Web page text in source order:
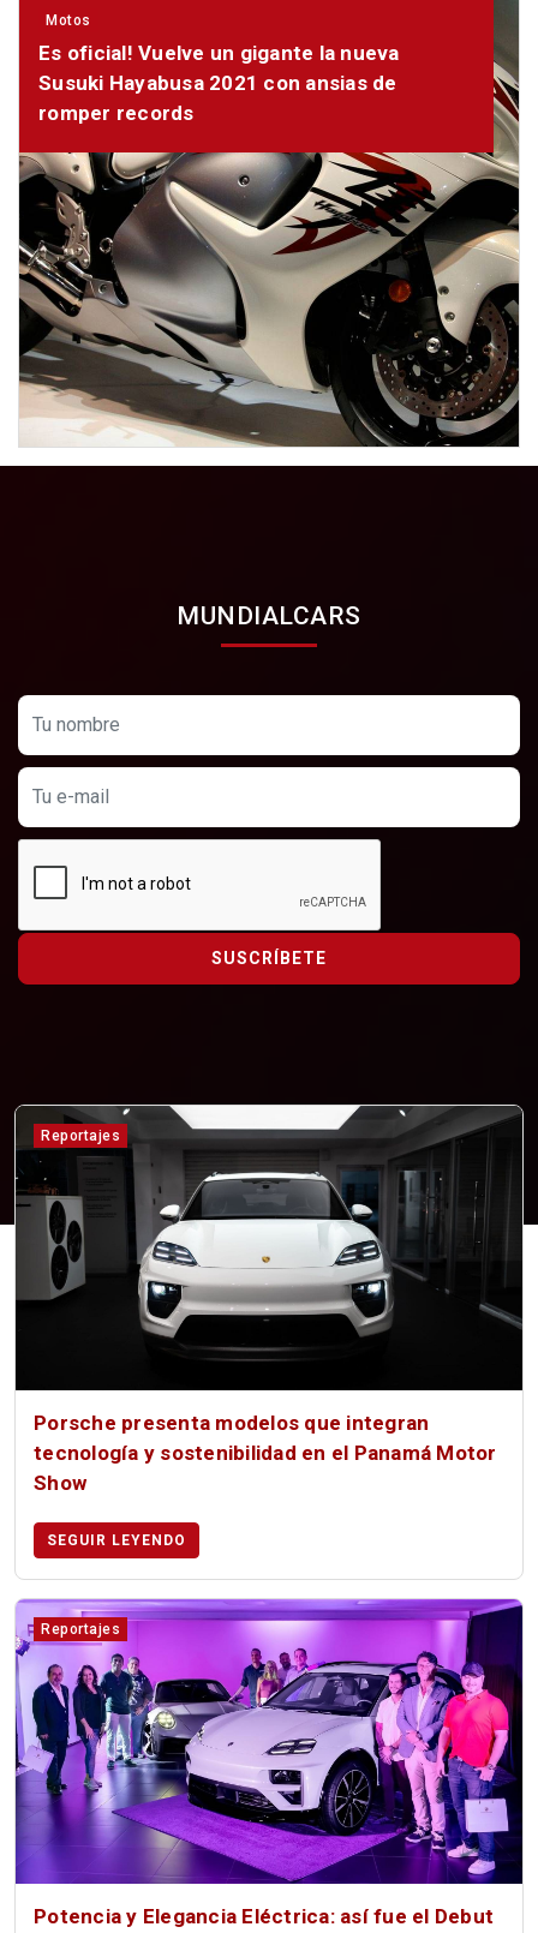
Motos
Es oficial! Vuelve un gigante la nueva
Susuki Hayabusa 2021 con ansias de
romper records
MUNDIALCARS
SUSCRÍBETE
Reportajes
Porsche presenta modelos que integran
tecnología y sostenibilidad en el Panamá Motor
Show
SEGUIR LEYENDO
Reportajes
Potencia y Elegancia Eléctrica: así fue el Debut